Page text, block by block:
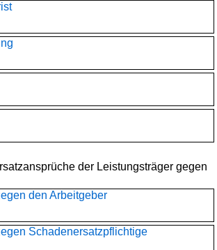
der Leistungsträger gegen
den Arbeitgeber
Schadenersatzpflichtige